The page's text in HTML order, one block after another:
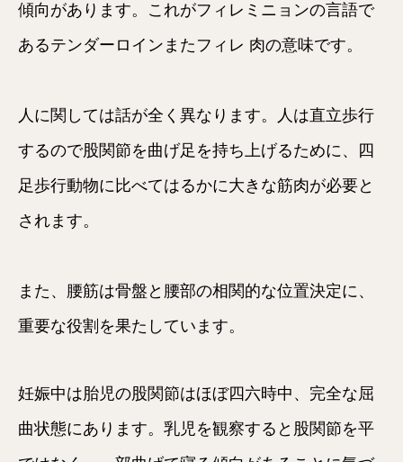
傾向があります。これがフィレミニョンの言語で
あるテンダーロインまたフィレ 肉の意味です。
人に関しては話が全く異なります。人は直立歩行
するので股関節を曲げ足を持ち上げるために、四
足歩行動物に比べてはるかに大きな筋肉が必要と
されます。
また、腰筋は骨盤と腰部の相関的な位置決定に、
重要な役割を果たしています。
妊娠中は胎児の股関節はほぼ四六時中、完全な屈
曲状態にあります。乳児を観察すると股関節を平